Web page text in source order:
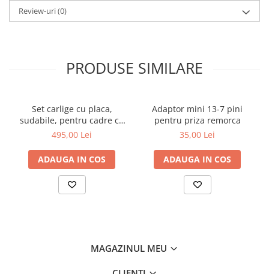
Review-uri(0)
PRODUSE SIMILARE
Set carlige cu placa,
sudabile, pentru cadre cu
schimbare rapida Euro-
495,00 Lei
ADAUGA IN COS
Adaptor mini 13-7 pini
pentru priza remorca
35,00 Lei
ADAUGA IN COS
MAGAZINUL MEU